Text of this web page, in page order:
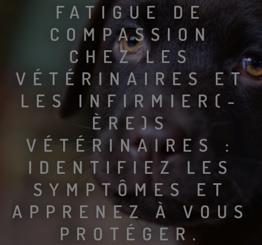
FATIGUE DE
COMPASSION
CHEZ LES
VÉTÉRINAIRES ET
LES INFIRMIER(-
ÈRE)S
VÉTÉRINAIRES :
IDENTIFIEZ LES
SYMPTÔMES ET
APPRENEZ À VOUS
PROTÉGER.